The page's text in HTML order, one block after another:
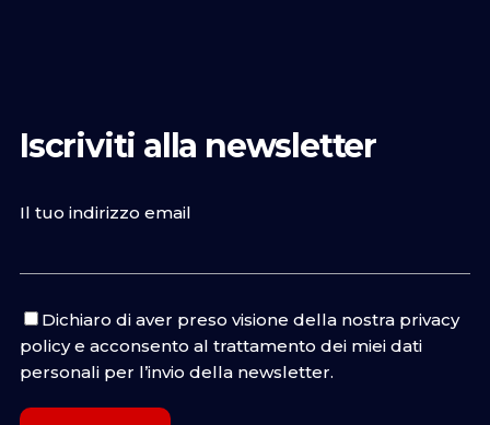
Iscriviti alla newsletter
Il tuo indirizzo email
Dichiaro di aver preso visione della nostra privacy
policye acconsento al trattamento dei miei dati
personali per l’invio della newsletter.